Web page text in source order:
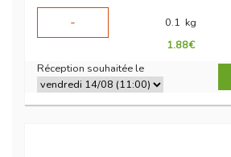
-
0.1 kg
1.88€
Réception souhaitée le